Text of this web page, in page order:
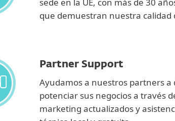
que demuestran nuestra calidad
Partner Support
Ayudamos a nuestros partners a
potenciar sus negocios a través
marketing actualizados y